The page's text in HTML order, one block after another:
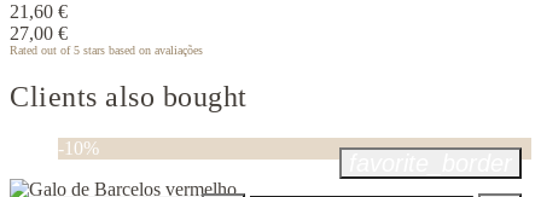
21,60 €
27,00 €
Rated out of 5 stars based on avaliações
Clients also bought
-10%